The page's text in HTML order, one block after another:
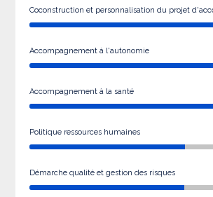
Coconstruction et personnalisation du projet
Accompagnement à l'autonomie
Accompagnement à la santé
Politique ressources humaines
Démarche qualité et gestion des risques